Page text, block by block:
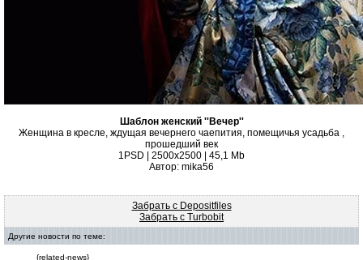
Шаблон женский ''Вечер''
Женщина в кресле, ждущая вечернего чаепития, помещичья усадьба ,
прошедший век
1PSD | 2500х2500 | 45,1 Mb
Автор: mika56
Забрать с Depositfiles
Забрать с Turbobit
Другие новости по теме:
{related-news}